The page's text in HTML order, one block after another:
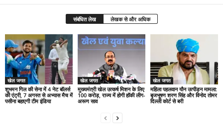
संबंधित लेख लेखक से और अधिक
खेल जगत
शुभमन गिल की सेना में 4 नेट बॉलर्स
की एंट्री, 7 अगस्त से अभ्यास मैच में
पसीना बहाएगी टीम इंडिया
खेल जगत
मुख्यमंत्री खेल उत्कर्ष मिशन के लिए
100 करोड़, राज्य में होगी हॉकी लीग-
अरूण साव
खेल जगत
महिला पहलवान यौन उत्पीड़न मामला:
बृजभूषण शरण सिंह और विनोद तोमर
दिल्ली कोर्ट से बरी